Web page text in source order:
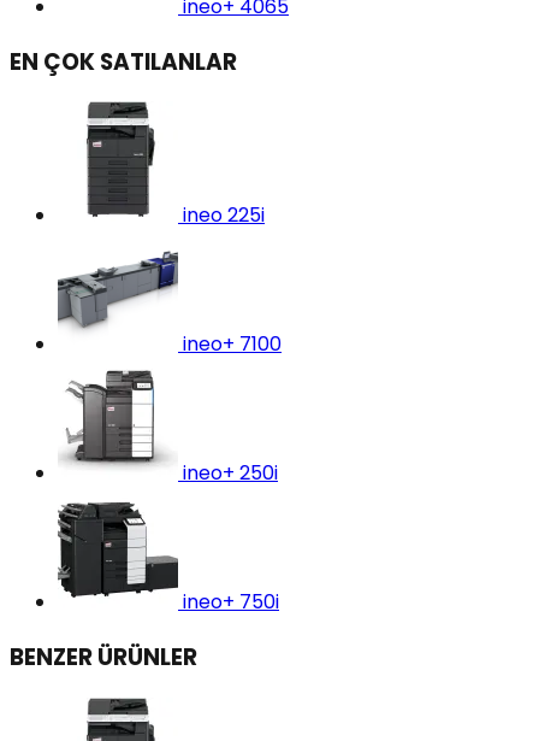
ineo+ 4065
EN ÇOK SATILANLAR
ineo 225i
ineo+ 7100
ineo+ 250i
ineo+ 750i
BENZER ÜRÜNLER